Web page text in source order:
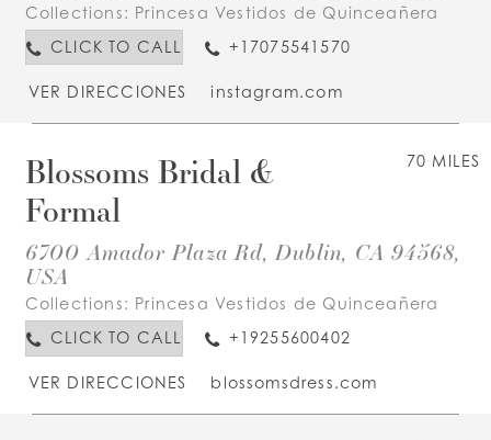
Collections: Princesa Vestidos de Quinceañera
CLICK TO CALL
+17075541570
VER DIRECCIONES instagram.com
70 MILES
Blossoms Bridal &
Formal
6700 Amador Plaza Rd, Dublin, CA 94568,
USA
Collections: Princesa Vestidos de Quinceañera
CLICK TO CALL
+19255600402
VER DIRECCIONES blossomsdress.com